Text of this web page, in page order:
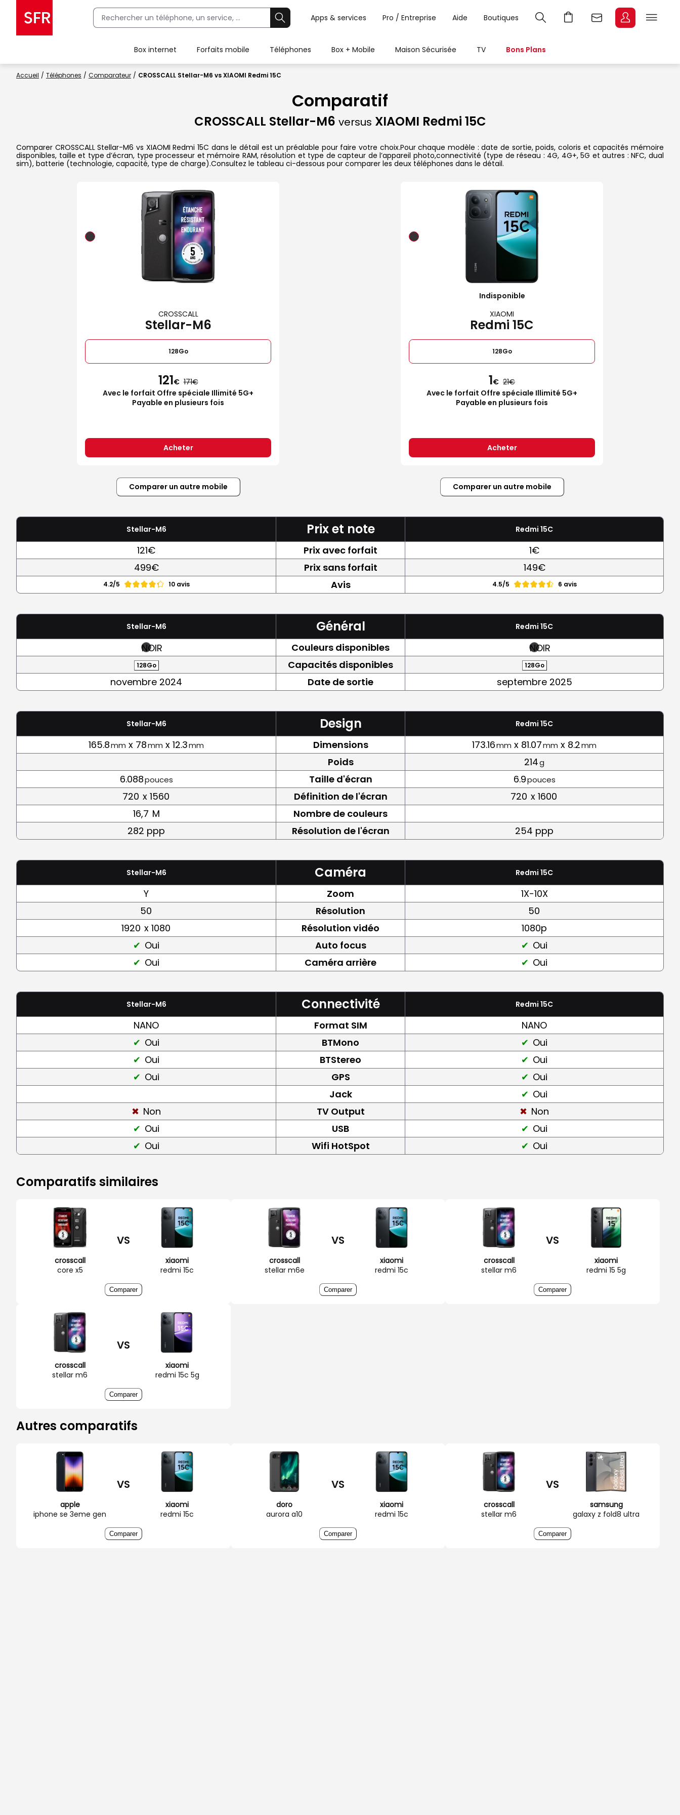
Apps & services Pro / Entreprise Aide Boutiques
Box internet Forfaits mobile Téléphones Box + Mobile Maison Sécurisée TV Bons Plans
Accueil Téléphones Comparateur CROSSCALL Stellar-M6 vs XIAOMI Redmi 15C
Comparatif
CROSSCALL Stellar-M6 versus XIAOMI Redmi 15C
Comparer CROSSCALL Stellar-M6 vs XIAOMI Redmi 15C dans le détail est un préalable pour faire votre choix.Pour chaque modèle : date de sortie, poids, coloris et capacités mémoire
disponibles, taille et type d’écran, type processeur et mémoire RAM, résolution et type de capteur de l’appareil photo,connectivité (type de réseau : 4G, 4G+, 5G et autres : NFC, dual
sim), batterie (technologie, capacité, type de charge).Consultez le tableau ci-dessous pour comparer les deux téléphones dans le détail.
CROSSCALL
Stellar-M6
128Go
121€ 171
Avec le forfait Offre spéciale Illimité 5G+
Payable en plusieurs fois
Acheter
Indisponible
XIAOMI
Redmi 15C
128Go
1€ 21
Avec le forfait Offre spéciale Illimité 5G+
Payable en plusieurs fois
Acheter
Comparer un autre mobile Comparer un autre mobile
Stellar-M6 Prix et note Redmi 15C
121€ Prix avec forfait
1€
499€
Prix sans forfait 149€
4.2/5 10 avis Avis 4.5/5 6 avis
Stellar-M6 Général Redmi 15C
NOIR Couleurs disponibles NOIR
128Go Capacités disponibles 128Go
novembre 2024 Date de sortie septembre 2025
Stellar-M6 Design Redmi 15C
165.8mm x 78mm x 12.3mm Dimensions 173.16mm x 81.07mm x 8.2mm
Poids 214g
6.088pouces Taille d'écran 6.9pouces
720 x 1560 Définition de l'écran 720 x 1600
16,7 M
Nombre de couleurs
282 ppp
Résolution de l'écran 254 ppp
Stellar-M6 Caméra Redmi 15C
Y Zoom
1X-10X
50
Résolution
50
1920 x 1080 Résolution vidéo
1080p
Oui
Auto focus
Oui
Oui
Caméra arrière Oui
Stellar-M6 Connectivité Redmi 15C
NANO Format SIM
NANO
Oui
BTMono
Oui
Oui
BTStereo
Oui
Oui
GPS
Oui
Jack
Oui
Non
TV Output
Non
Oui
USB
Oui
Oui
Wifi HotSpot Oui
Comparatifs similaires
crosscall
core x5
VS
xiaomi
redmi 15c
Comparer
crosscall
stellar m6e
VS
xiaomi
redmi 15c
Comparer
crosscall
stellar m6
VS
xiaomi
redmi 15 5g
Comparer
crosscall
stellar m6
VS
xiaomi
redmi 15c 5g
Comparer
Autres comparatifs
apple
iphone se 3eme gen
VS
xiaomi
redmi 15c
Comparer
doro
aurora a10
VS
xiaomi
redmi 15c
Comparer
crosscall
stellar m6
VS
samsung
galaxy z fold8 ultra
Comparer